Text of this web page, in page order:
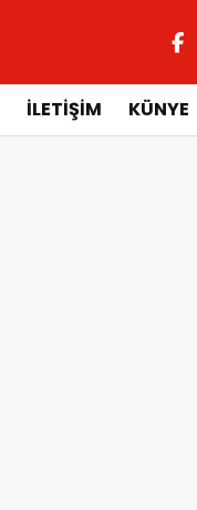
İLETİŞİM KÜNYE